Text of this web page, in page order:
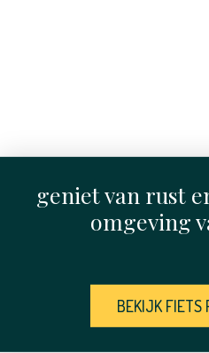
geniet van rust
omgeving
BEKIJK FIETS